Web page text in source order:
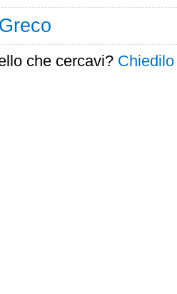
che cercavi?